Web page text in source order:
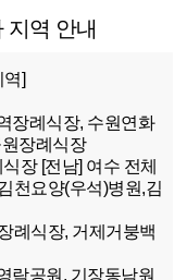
지역 안내
역]
장례식장, 수원연화
장례식장
식장 [전남] 여수 전체
천요양(우석)병원,김
례식장, 거제거붕백
락공원, 기장동남원